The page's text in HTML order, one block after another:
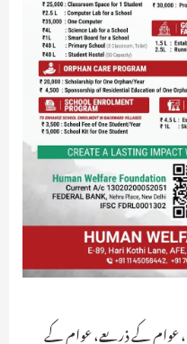
عوام کے ذریعے، عوام کے